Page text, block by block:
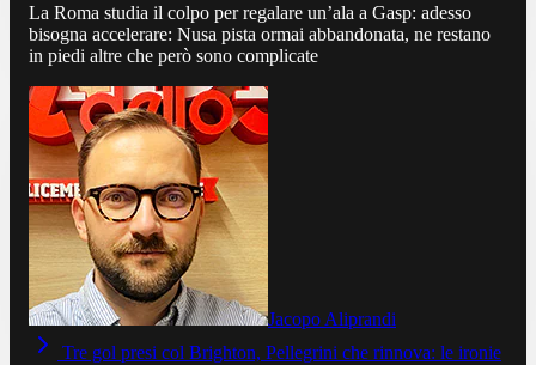
La Roma studia il colpo per regalare un’ala a Gasp: adesso
bisogna accelerare: Nusa pista ormai abbandonata, ne restano
in piedi altre che però sono complicate
Jacopo Aliprandi
Tre gol presi col Brighton, Pellegrini che rinnova: le ironie